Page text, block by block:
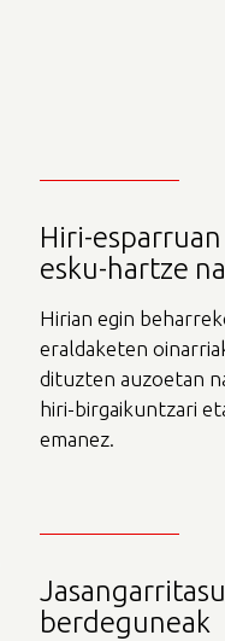
Hiri-
esku-hartze
Hirian egin
eraldaketen
dituzten auzoetan
hiri-birgaikuntzari
emanez.
berdeguneak